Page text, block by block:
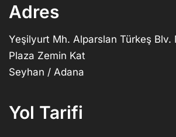
Adres
Yeşilyurt Mh. Alparslan Türkeş Blv.
Plaza Zemin Kat
Seyhan / Adana
Yol Tarifi